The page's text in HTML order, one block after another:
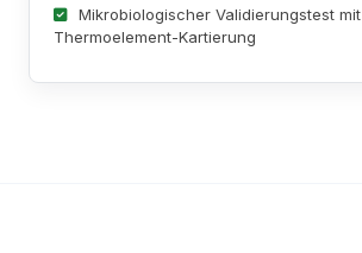
Mikrobiologischer Validierungstest mit
Thermoelement-Kartierung